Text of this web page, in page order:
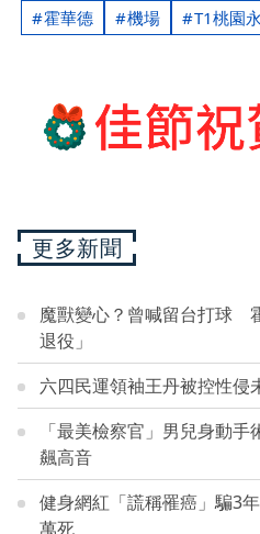
霍華德 機場 T1桃園
更多新聞
魔獸變心？曾喊留台打球
退役」
六四民運領袖王丹被控性
「最美檢察官」男兒身動
飆高音
健身網紅「謊稱罹癌」騙3
萬死